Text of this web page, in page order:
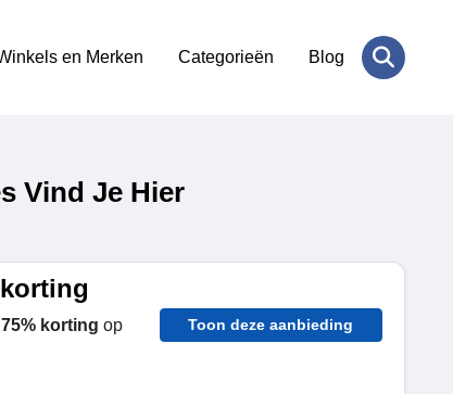
en Merken Categorieën Blog
Vind Je Hier
korting op
Toon deze aanbieding